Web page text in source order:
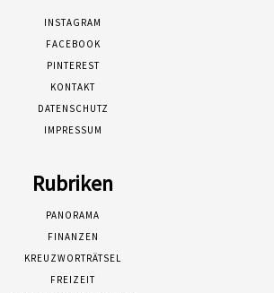
INSTAGRAM
FACEBOOK
PINTEREST
KONTAKT
DATENSCHUTZ
IMPRESSUM
Rubriken
PANORAMA
FINANZEN
KREUZWORTRÄTSEL
FREIZEIT